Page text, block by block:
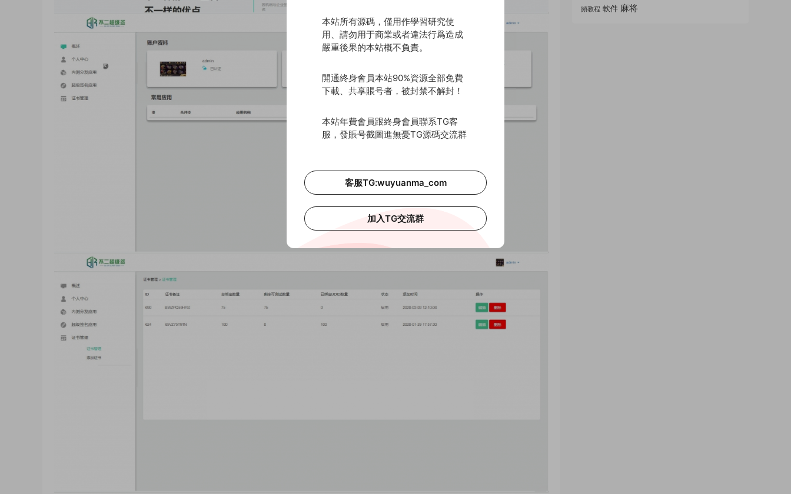
頻教程 軟件 麻将
本站所有源碼，僅用作學習研究使
用、請勿用于商業或者違法行爲造成
嚴重後果的本站概不負責。
開通終身會員本站90%資源全部免費
下載、共享賬号者，被封禁不解封！
本站年費會員跟終身會員聯系TG客
服，發賬号截圖進無憂TG源碼交流群
客服TG:wuyuanma_com
加入TG交流群